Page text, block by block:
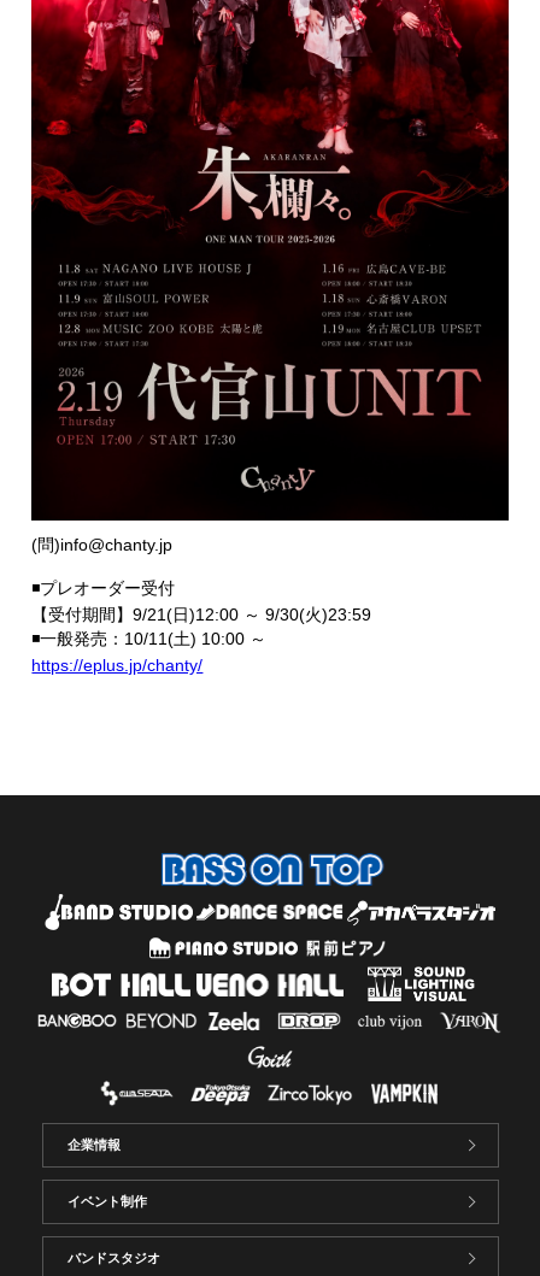
(問)info@chanty.jp
◾️プレオーダー受付
【受付期間】9/21(日)12:00 ～ 9/30(火)23:59
◾️一般発売：10/11(土) 10:00 ～
https://eplus.jp/chanty/
企業情報
イベント制作
バンドスタジオ